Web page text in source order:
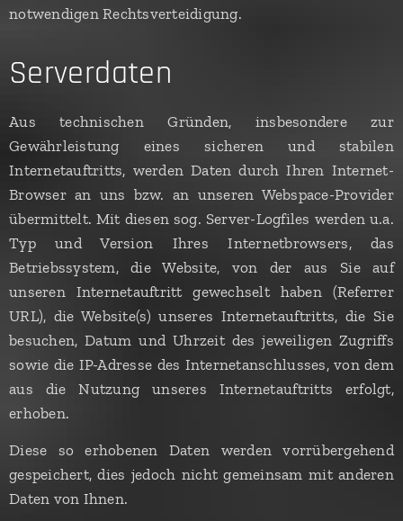
notwendigen Rechtsverteidigung.
Serverdaten
Aus technischen Gründen, insbesondere zur
Gewährleistung eines sicheren und stabilen
Internetauftritts, werden Daten durch Ihren Internet-
Browser an uns bzw. an unseren Webspace-Provider
übermittelt. Mit diesen sog. Server-Logfiles werden u.a.
Typ und Version Ihres Internetbrowsers, das
Betriebssystem, die Website, von der aus Sie auf
unseren Internetauftritt gewechselt haben (Referrer
URL), die Website(s) unseres Internetauftritts, die Sie
besuchen, Datum und Uhrzeit des jeweiligen Zugriffs
sowie die IP-Adresse des Internetanschlusses, von dem
aus die Nutzung unseres Internetauftritts erfolgt,
erhoben.
Diese so erhobenen Daten werden vorrübergehend
gespeichert, dies jedoch nicht gemeinsam mit anderen
Daten von Ihnen.